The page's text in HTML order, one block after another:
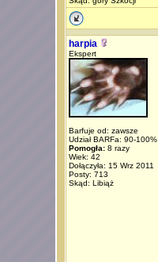
harpia
Ekspert
Barfuje od: zawsze
Udział BARFa: 90-100%
Pomogła:8 razy
Wiek: 42
Dołączyła: 15 Wrz 2011
Posty: 713
Skąd: Libiąż